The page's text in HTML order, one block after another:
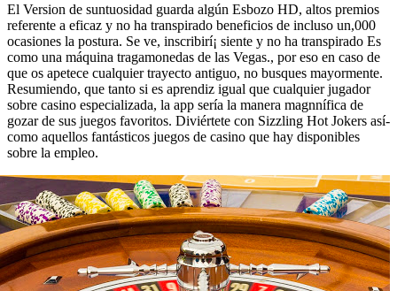
El Version de suntuosidad guarda algún Esbozo HD, altos premios
referente a eficaz y no ha transpirado beneficios de incluso un,000
ocasiones la postura. Se ve, inscribirí¡ siente y no ha transpirado Es
como una máquina tragamonedas de las Vegas., por eso en caso de
que os apetece cualquier trayecto antiguo, no busques mayormente.
Resumiendo, que tanto si es aprendiz igual que cualquier jugador
sobre casino especializada, la app serí­a la manera magnnífica de
gozar de sus juegos favoritos. Diviértete con Sizzling Hot Jokers así­
como aquellos fantásticos juegos de casino que hay disponibles
sobre la empleo.